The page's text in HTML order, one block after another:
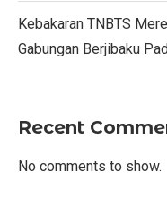
Kebakaran TNBTS
Gabungan Berjibaku
Recent
No comments to show.